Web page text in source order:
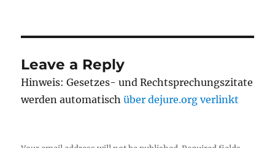
Leave a Reply
Hinweis: Gesetzes- und Rechtsprechungszitate
werden automatischüber dejure.org verlinkt